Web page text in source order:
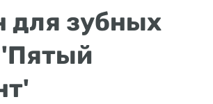
для зубных